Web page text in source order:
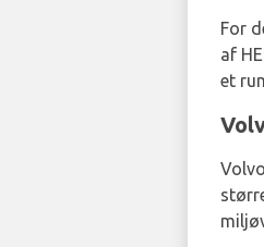
For
af
et